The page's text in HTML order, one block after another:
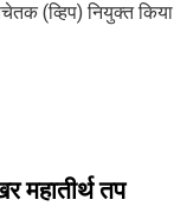
(व्हिप) नियुक्त किया
महातीर्थ तप